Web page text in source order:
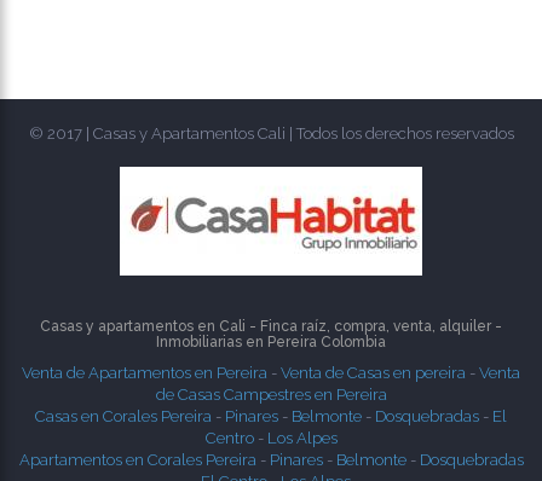
© 2017 | Casas y Apartamentos Cali | Todos los derechos reservados
Casas y apartamentos en Cali - Finca raíz, compra, venta, alquiler -
Inmobiliarias en Pereira Colombia
Venta de Apartamentos en Pereira - Venta de Casas en pereira - Venta
de Casas Campestres en Pereira
Casas en Corales Pereira - Pinares - Belmonte - Dosquebradas - El
Centro- Los Alpes
Apartamentos en Corales Pereira - Pinares- Belmonte- Dosquebradas